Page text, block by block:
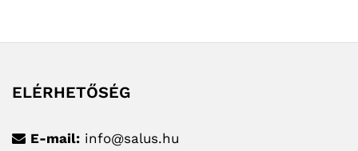
ELÉRHETŐSÉG
E-mail: info@salus.hu